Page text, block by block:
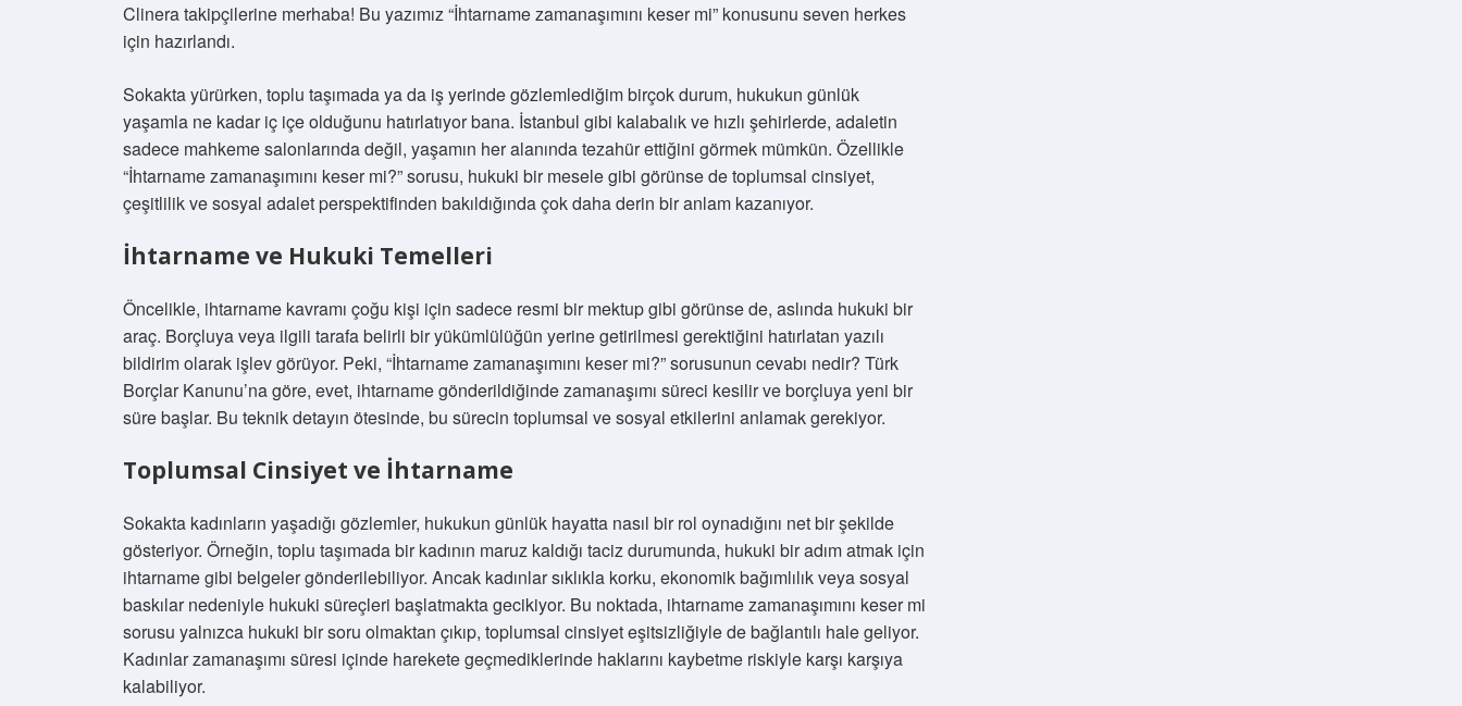
Clinera takipçilerine merhaba! Bu yazımız “İhtarname zamanaşımını keser mi” konusunu seven herkes
için hazırlandı.
Sokakta yürürken, toplu taşımada ya da iş yerinde gözlemlediğim birçok durum, hukukun günlük
yaşamla ne kadar iç içe olduğunu hatırlatıyor bana. İstanbul gibi kalabalık ve hızlı şehirlerde, adaletin
sadece mahkeme salonlarında değil, yaşamın her alanında tezahür ettiğini görmek mümkün. Özellikle
“İhtarname zamanaşımını keser mi?” sorusu, hukuki bir mesele gibi görünse de toplumsal cinsiyet,
çeşitlilik ve sosyal adalet perspektifinden bakıldığında çok daha derin bir anlam kazanıyor.
İhtarname ve Hukuki Temelleri
Öncelikle, ihtarname kavramı çoğu kişi için sadece resmi bir mektup gibi görünse de, aslında hukuki bir
araç. Borçluya veya ilgili tarafa belirli bir yükümlülüğün yerine getirilmesi gerektiğini hatırlatan yazılı
bildirim olarak işlev görüyor. Peki, “İhtarname zamanaşımını keser mi?” sorusunun cevabı nedir? Türk
Borçlar Kanunu’na göre, evet, ihtarname gönderildiğinde zamanaşımı süreci kesilir ve borçluya yeni bir
süre başlar. Bu teknik detayın ötesinde, bu sürecin toplumsal ve sosyal etkilerini anlamak gerekiyor.
Toplumsal Cinsiyet ve İhtarname
Sokakta kadınların yaşadığı gözlemler, hukukun günlük hayatta nasıl bir rol oynadığını net bir şekilde
gösteriyor. Örneğin, toplu taşımada bir kadının maruz kaldığı taciz durumunda, hukuki bir adım atmak için
ihtarname gibi belgeler gönderilebiliyor. Ancak kadınlar sıklıkla korku, ekonomik bağımlılık veya sosyal
baskılar nedeniyle hukuki süreçleri başlatmakta gecikiyor. Bu noktada, ihtarname zamanaşımını keser mi
sorusu yalnızca hukuki bir soru olmaktan çıkıp, toplumsal cinsiyet eşitsizliğiyle de bağlantılı hale geliyor.
Kadınlar zamanaşımı süresi içinde harekete geçmediklerinde haklarını kaybetme riskiyle karşı karşıya
kalabiliyor.